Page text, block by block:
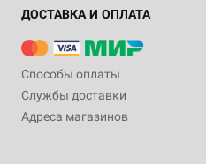
ДОСТАВКА И ОПЛАТА
Способы оплаты
Службы доставки
Адреса магазинов